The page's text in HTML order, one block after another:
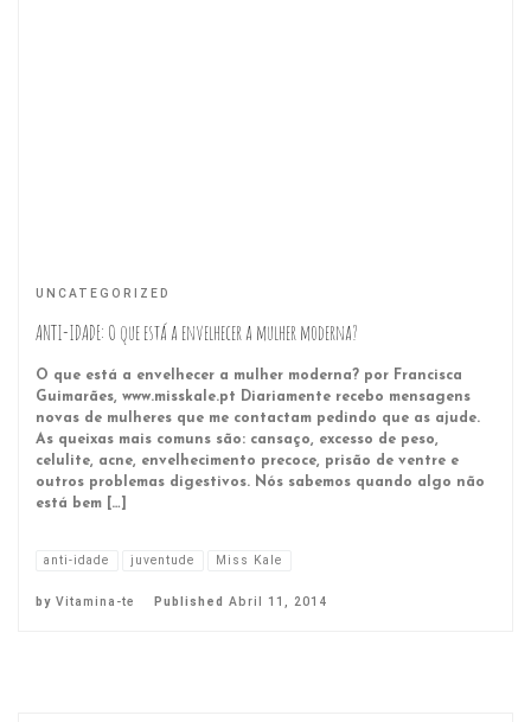
UNCATEGORIZED
ANTI-IDADE: O que está a envelhecer a mulher moderna?
O que está a envelhecer a mulher moderna? por Francisca
Guimarães, www.misskale.pt Diariamente recebo mensagens
novas de mulheres que me contactam pedindo que as ajude.
As queixas mais comuns são: cansaço, excesso de peso,
celulite, acne, envelhecimento precoce, prisão de ventre e
outros problemas digestivos. Nós sabemos quando algo não
está bem […]
anti-idade juventude Miss Kale
by Vitamina-te Published Abril 11, 2014